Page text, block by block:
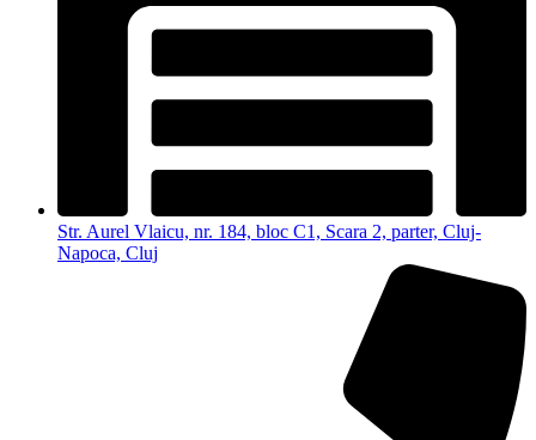
Str. Aurel Vlaicu, nr. 184, bloc C1, Scara 2, parter, Cluj-
Napoca, Cluj